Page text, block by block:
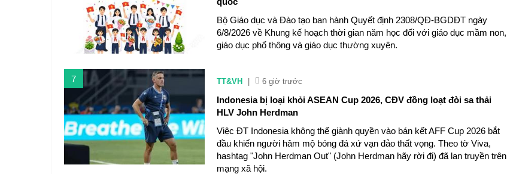
Bộ Giáo dục và Đào tạo ban hành Quyết định 2308/QĐ-BGDĐT ngày
6/8/2026 về Khung kế hoạch thời gian năm học đối với giáo dục mầm non,
giáo dục phổ thông và giáo dục thường xuyên.
7 TT&VH 6 giờ trước
Indonesia bị loại khỏi ASEAN Cup 2026, CĐV đồng loạt đòi sa thải
HLV John Herdman
Việc ĐT Indonesia không thể giành quyền vào bán kết AFF Cup 2026 bắt
đầu khiến người hâm mộ bóng đá xứ vạn đảo thất vọng. Theo tờ Viva,
hashtag "John Herdman Out" (John Herdman hãy rời đi) đã lan truyền trên
mạng xã hội.